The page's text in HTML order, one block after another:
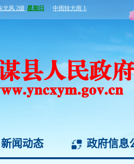
新闻动态 政府信息